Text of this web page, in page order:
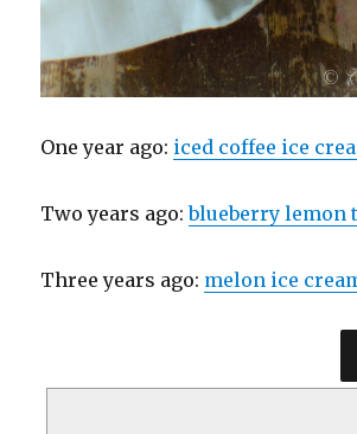
One year ago: iced coffee ice
Two years ago:blueberry lemon
Three years ago: melon ice